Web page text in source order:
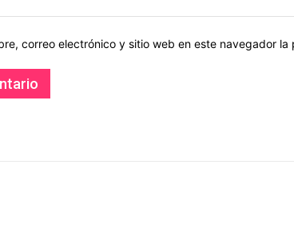
correo electrónico y sitio web en este navegador